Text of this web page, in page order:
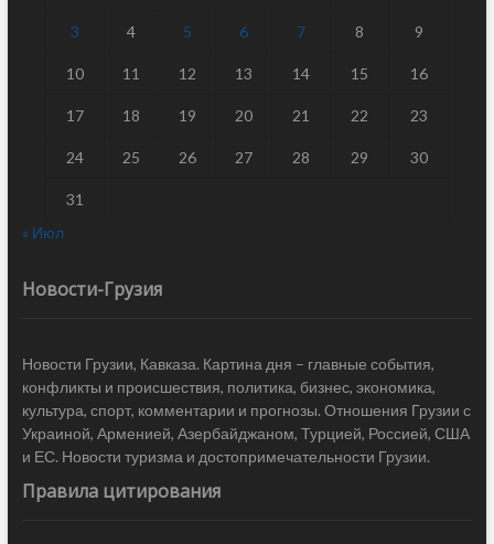
3 4 5 6 7 8 9
10 11 12 13 14 15 16
17 18 19 20 21 22 23
24 25 26 27 28 29 30
31
« Июл
Новости-Грузия
Новости Грузии, Кавказа. Картина дня – главные события,
конфликты и происшествия, политика, бизнес, экономика,
культура, спорт, комментарии и прогнозы. Отношения Грузии с
Украиной, Арменией, Азербайджаном, Турцией, Россией, США
и ЕС. Новости туризма и достопримечательности Грузии.
Правила цитирования